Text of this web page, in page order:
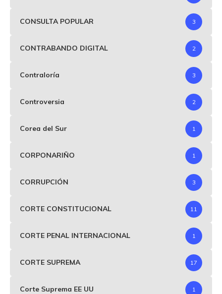
CONSULTA POPULAR 3
CONTRABANDO DIGITAL 2
Contraloría 3
Controversia 2
Corea del Sur 1
CORPONARIÑO 1
CORRUPCIÓN 3
CORTE CONSTITUCIONAL 11
CORTE PENAL INTERNACIONAL 1
CORTE SUPREMA 17
Corte Suprema EE UU 1